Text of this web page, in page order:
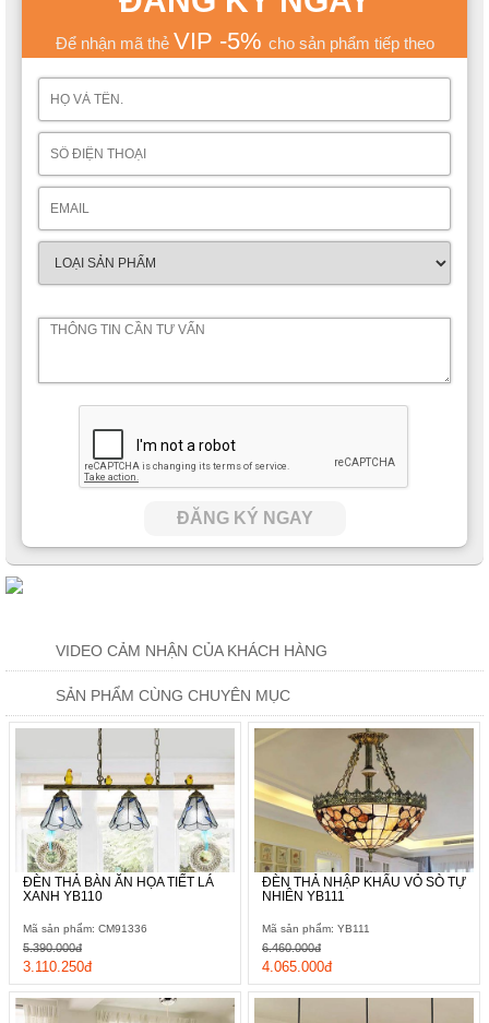
Để nhận mã thẻ VIP -5% cho sản phẩm tiếp theo
ĐĂNG KÝ NGAY
VIDEO CẢM NHẬN CỦA KHÁCH HÀNG
SẢN PHẨM CÙNG CHUYÊN MỤC
ĐÈN THẢ BÀN ĂN HỌA TIẾT LÁ
XANH YB110
Mã sản phẩm: CM91336
3.110.250đ
5.390.000đ
ĐÈN THẢ NHẬP KHẨU VỎ SÒ TỰ
NHIÊN YB111
Mã sản phẩm: YB111
4.065.000đ
6.460.000đ